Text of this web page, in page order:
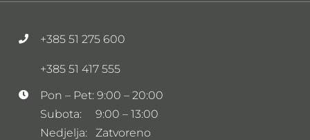
+385 51 275 600
+385 51 417 555
Pon – Pet: 9:00 – 20:00
Subota: 9:00 – 13:00
Nedjelja: Zatvoreno